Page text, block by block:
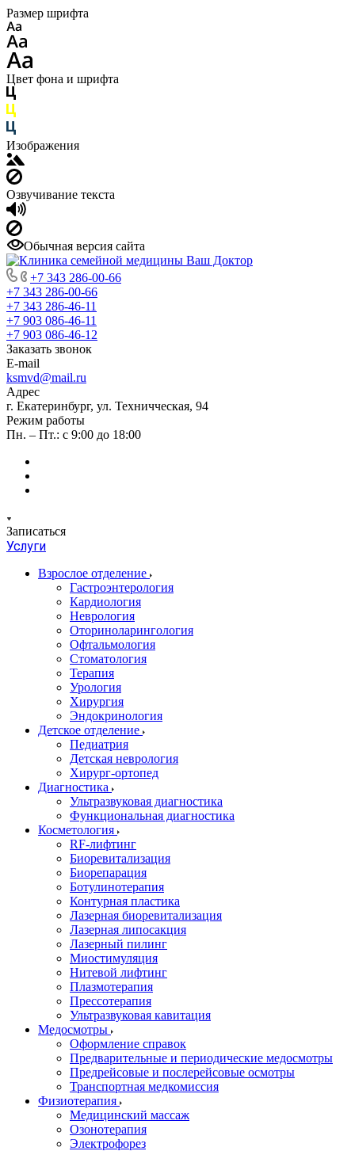
Размер шрифта
Цвет фона и шрифта
Изображения
Озвучивание текста
Обычная версия сайта
+7 343 286-00-66
+7 343 286-00-66
+7 343 286-46-11
+7 903 086-46-11
+7 903 086-46-12
Заказать звонок
E-mail
ksmvd@mail.ru
Адрес
г. Екатеринбург, ул. Техничческая, 94
Режим работы
Пн. – Пт.: с 9:00 до 18:00
Записаться
Услуги
Взрослое отделение
Гастроэнтерология
Кардиология
Неврология
Оториноларингология
Офтальмология
Стоматология
Терапия
Урология
Хирургия
Эндокринология
Детское отделение
Педиатрия
Детская неврология
Хирург-ортопед
Диагностика
Ультразвуковая диагностика
Функциональная диагностика
Косметология
RF-лифтинг
Биоревитализация
Биорепарация
Ботулинотерапия
Контурная пластика
Лазерная биоревитализация
Лазерная липосакция
Лазерный пилинг
Миостимуляция
Нитевой лифтинг
Плазмотерапия
Прессотерапия
Ультразвуковая кавитация
Медосмотры
Оформление справок
Предварительные и периодические медосмотры
Предрейсовые и послерейсовые осмотры
Транспортная медкомиссия
Физиотерапия
Медицинский массаж
Озонотерапия
Электрофорез